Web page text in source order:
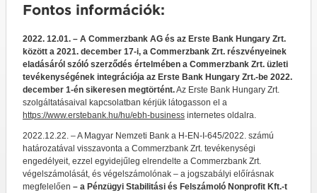
Fontos információk:
2022. 12.01. – A Commerzbank AG és az Erste Bank Hungary Zrt.
között a 2021. december 17-i, a Commerzbank Zrt. részvényeinek
eladásáról szóló szerződés értelmében a Commerzbank Zrt. üzleti
tevékenységének integrációja az Erste Bank Hungary Zrt.-be 2022.
december 1-én sikeresen megtörtént.Az Erste Bank Hungary Zrt.
szolgáltatásaival kapcsolatban kérjük látogasson el a
https://www.erstebank.hu/hu/ebh-business internetes oldalra.
2022.12.22. – A Magyar Nemzeti Bank a H-EN-I-645/2022. számú
határozatával visszavonta a Commerzbank Zrt. tevékenységi
engedélyeit, ezzel egyidejűleg elrendelte a Commerzbank Zrt.
végelszámolását, és végelszámolónak – a jogszabályi előírásnak
megfelelően – a Pénzügyi Stabilitási és Felszámoló Nonprofit Kft.-t